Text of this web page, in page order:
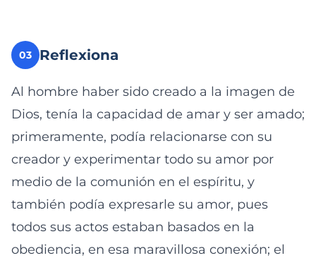
03 Reflexiona
Al hombre haber sido creado a la imagen de
Dios, tenía la capacidad de amar y ser amado;
primeramente, podía relacionarse con su
creador y experimentar todo su amor por
medio de la comunión en el espíritu, y
también podía expresarle su amor, pues
todos sus actos estaban basados en la
obediencia, en esa maravillosa conexión; el